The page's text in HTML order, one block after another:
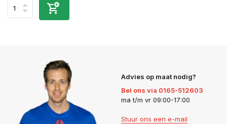
Advies op maat nodig?
Bel ons via 0165-512603
ma t/m vr 09:00-17:00
Stuur ons een e-mail